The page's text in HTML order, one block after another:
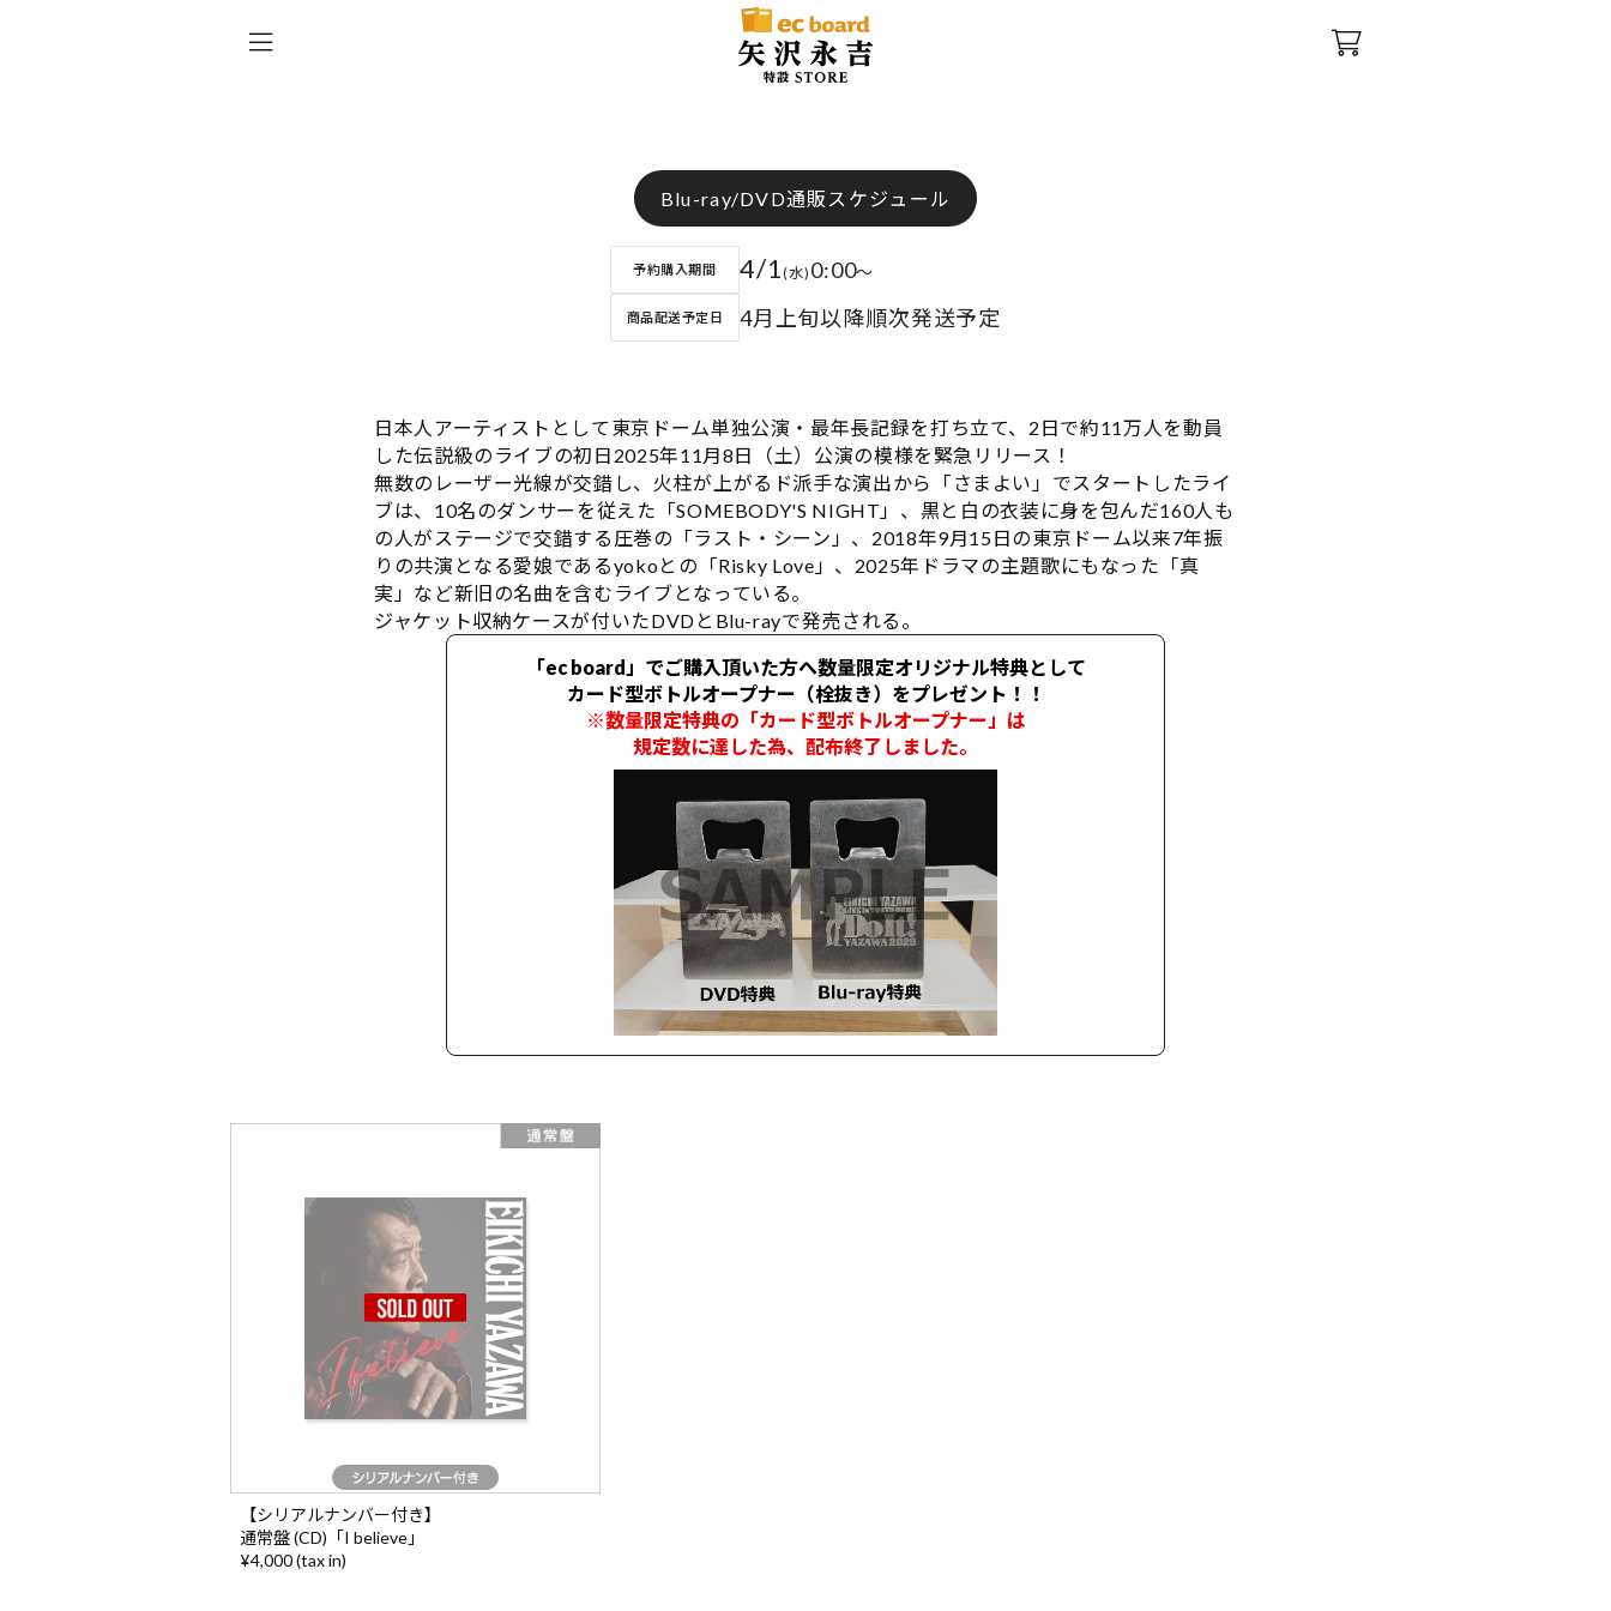
Blu-ray/DVD通販スケジュール
予約購入期間 4/1(水) 0:00〜
商品配送予定日 4月上旬以降順次発送予定
日本人アーティストとして東京ドーム単独公演・最年長記録を打ち立て、2日で約11万人を動員
した伝説級のライブの初日2025年11月8日（土）公演の模様を緊急リリース！
無数のレーザー光線が交錯し、火柱が上がるド派手な演出から「さまよい」でスタートしたライ
ブは、10名のダンサーを従えた「SOMEBODY'S NIGHT」、黒と白の衣装に身を包んだ160人も
の人がステージで交錯する圧巻の「ラスト・シーン」、2018年9月15日の東京ドーム以来7年振
りの共演となる愛娘であるyokoとの「Risky Love」、2025年ドラマの主題歌にもなった「真
実」など新旧の名曲を含むライブとなっている。
ジャケット収納ケースが付いたDVDとBlu-rayで発売される。
「ec board」でご購入頂いた方へ数量限定オリジナル特典として
カード型ボトルオープナー（栓抜き） をプレゼント！！
※数量限定特典の「カード型ボトルオープナー」は
規定数に達した為、配布終了しました。
【シリアルナンバー付き】
通常盤 (CD)「I believe」
¥4,000 (tax in)